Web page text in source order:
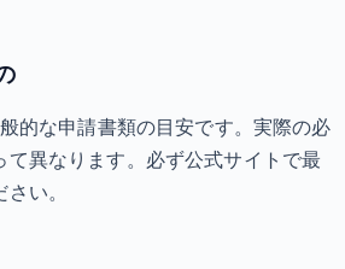
的な申請書類の目安です。実際の必
て異なります。必ず公式サイトで最
い。